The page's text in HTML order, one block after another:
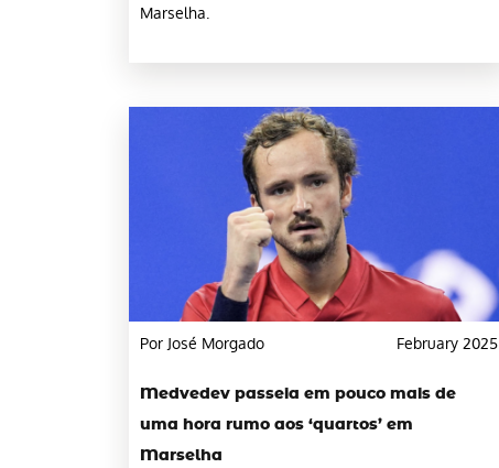
Marselha.
Por José Morgado February 2025
Medvedev passeia em pouco mais de
uma hora rumo aos ‘quartos’ em
Marselha